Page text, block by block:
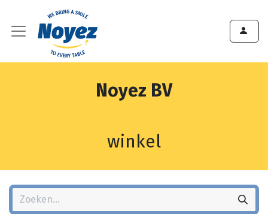
Noyez BV
winkel